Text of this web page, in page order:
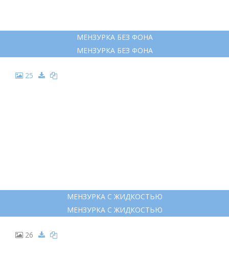
МЕНЗУРКА БЕЗ ФОНА
МЕНЗУРКА БЕЗ ФОНА
25
МЕНЗУРКА С ЖИДКОСТЬЮ
МЕНЗУРКА С ЖИДКОСТЬЮ
26